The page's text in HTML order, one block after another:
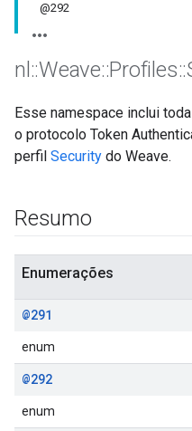
@292
nl ::Weave::Profiles::
Esse namespace inclui
o protocolo Token
perfil Security do Weave.
Resumo
Enumerações
@291
enum
@292
enum